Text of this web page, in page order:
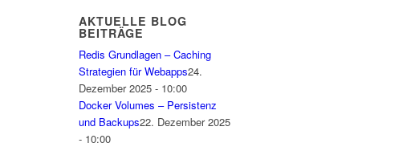
AKTUELLE BLOG
BEITRÄGE
Redis Grundlagen – Caching
Strategien für Webapps24.
Dezember 2025 - 10:00
Docker Volumes – Persistenz
und Backups22. Dezember 2025
- 10:00